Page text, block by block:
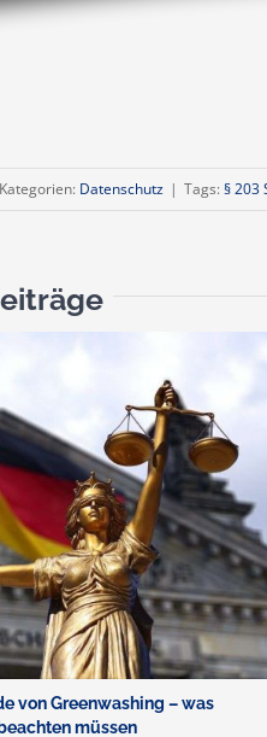
Kategorien: Datenschutz | Tags: § 203
von Greenwashing – was
müssen